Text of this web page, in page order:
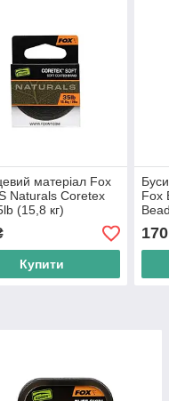
матеріал Fox
Naturals Coretex
(15,8 кг)
Купити
Fox
170